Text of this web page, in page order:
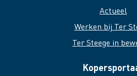
Actueel
Werken bij Ter
Ter Steege in